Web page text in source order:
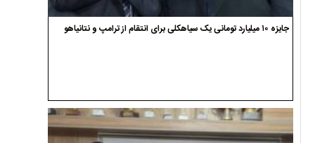
جایزه ۱۰ میلیارد تومانی یک سیاهکلی برای انتقام از ترامپ و نتانیاهو